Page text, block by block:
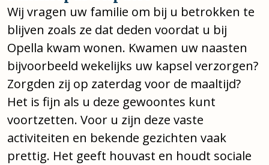
Wij vragen uw familie om bij u betrokken te
blijven zoals ze dat deden voordat u bij
Opella kwam wonen. Kwamen uw naasten
bijvoorbeeld wekelijks uw kapsel verzorgen?
Zorgden zij op zaterdag voor de maaltijd?
Het is fijn als u deze gewoontes kunt
voortzetten. Voor u zijn deze vaste
activiteiten en bekende gezichten vaak
prettig. Het geeft houvast en houdt sociale